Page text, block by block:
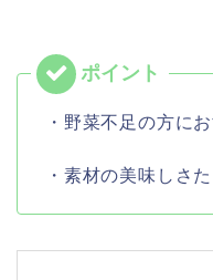
・野菜不足の方に
・素材の美味しさ